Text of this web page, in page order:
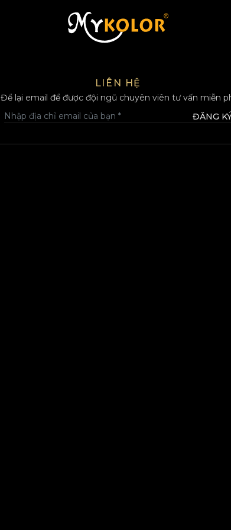
MYKOLOR
LIÊN HỆ
Để lại email để được đội ngũ chuyên viên tư vấn miễn
ĐĂNG